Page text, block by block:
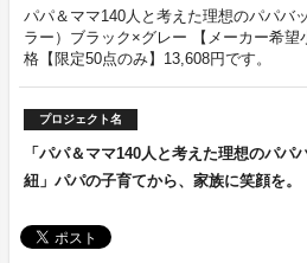
パパ＆ママ140人と考えた理想のパパバ
ラー）ブラック×グレー 【メーカー希望
格【限定50点のみ】13,608円です。
プロジェクト名
「パパ＆ママ140人と考えた理想のパパ
紐」パパの子育てから、家族に笑顔を。